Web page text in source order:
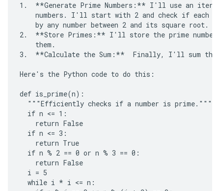
1.  **Generate Prime Numbers:** I'll use an
numbers. I'll start with 2 and check if each
by any number between 2 and its square root.
2.  **Store Primes:** I'll store the prime
    them.
3.  **Calculate the Sum:**  Finally, I'll sum the
Here's the Python code to do this:
def is_prime(n):
  """Efficiently checks if a number is prime."""
  if n <= 1:
    return False
  if n <= 3:
    return True
  if n % 2 == 0 or n % 3 == 0:
    return False
  i = 5
  while i * i <= n: